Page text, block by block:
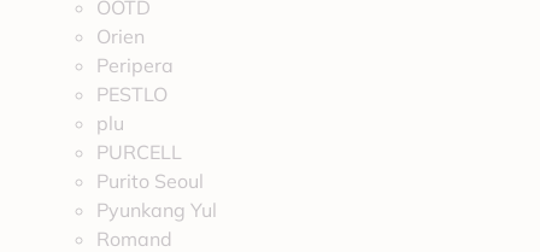
OOTD
Orien
Peripera
PESTLO
plu
PURCELL
Purito Seoul
Pyunkang Yul
Romand